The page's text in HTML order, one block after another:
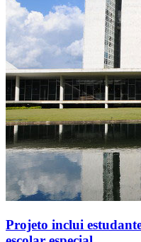
Projeto inclui